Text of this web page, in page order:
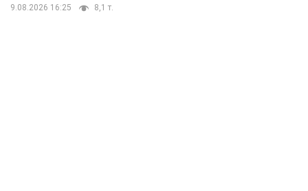
9.08.2026 16:25 8,1 т.